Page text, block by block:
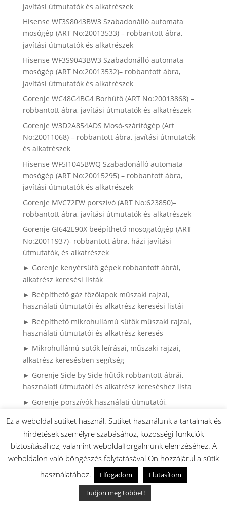
javítási útmutatók és alkatrészek
Hisense WF3S8043BW3 Szabadonálló automata
mosógép (ART No:20013533) – robbantott ábra,
javítási útmutatók és alkatrészek
Hisense WF3S9043BW3 Szabadonálló automata
mosógép (ART No:20013532)– robbantott ábra,
javítási útmutatók és alkatrészek
Gorenje WC48G4BG4 Borhűtő (ART No:20013868) –
robbantott ábra, javítási útmutatók és alkatrészek
Gorenje W3D2A854ADS Mosó-szárítógép (Art
No:20011068) – robbantott ábra, javítási útmutatók
és alkatrészek
Hisense WF5I1045BWQ Szabadonálló automata
mosógép (ART No:20015295) – robbantott ábra,
javítási útmutatók és alkatrészek
Gorenje MVC72FW porszívó (ART No:623850)–
robbantott ábra, javítási útmutatók és alkatrészek
Gorenje GI642E90X beépíthető mosogatógép (ART
No:20011937)- robbantott ábra, házi javítási
útmutatók, és alkatrészek
► Gorenje kenyérsütő gépek robbantott ábrái,
alkatrész keresési listák
► Beépíthető gáz főzőlapok műszaki rajzai,
használati útmutatói és alkatrész keresési listái
► Beépíthető mikrohullámú sütők műszaki rajzai,
használati útmutatói és alkatrész keresés
► Mikrohullámú sütők leírásai, műszaki rajzai,
alkatrész keresésben segítség
► Gorenje Side by Side hűtők robbantott ábrái,
használati útmutaóti és alkatrész kereséshez lista
► Gorenje porszívók használati útmutatói,
► Miért rázkódik és vándorol a Gorenje mosógép?
► Gorenje mosógép – teljes útmutató: használat,
hibák, karbantartás
► Külső sütő ajtóüveg csere Gorenje és Mora
► Gorenje hűtő ajtógumi csere házilag – így
Ez a weboldal sütiket használ. Sütiket használunk a tartalmak és
hirdetések személyre szabásához, közösségi funkciók
biztosításához, valamint weboldalforgalmunk elemzéséhez. A
weboldalon való böngészés folytatásával Ön hozzájárul a sütik
használatához.
Elfogadom
Elutasítom
Tudjon meg többet!